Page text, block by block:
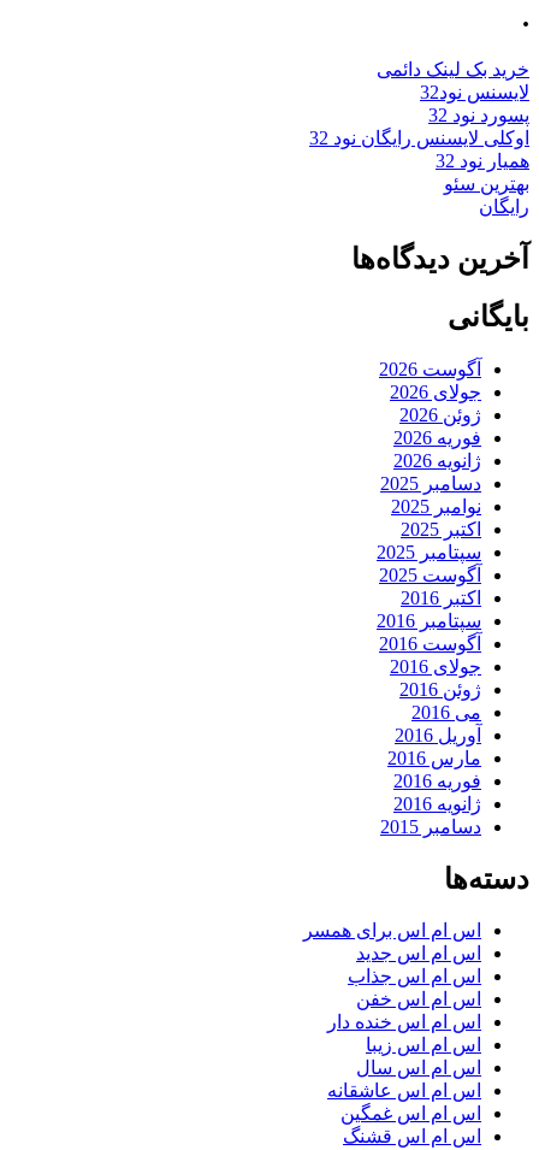
.
خرید بک لینک دائمی
لایسنس نود32
پسورد نود 32
اوکلی لایسنس رایگان نود 32
همیار نود 32
بهترین سئو
رایگان
آخرین دیدگاه‌ها
بایگانی
آگوست 2026
جولای 2026
ژوئن 2026
فوریه 2026
ژانویه 2026
دسامبر 2025
نوامبر 2025
اکتبر 2025
سپتامبر 2025
آگوست 2025
اکتبر 2016
سپتامبر 2016
آگوست 2016
جولای 2016
ژوئن 2016
می 2016
آوریل 2016
مارس 2016
فوریه 2016
ژانویه 2016
دسامبر 2015
دسته‌ها
اس ام اس برای همسر
اس ام اس جدید
اس ام اس جذاب
اس ام اس خفن
اس ام اس خنده دار
اس ام اس زیبا
اس ام اس سال
اس ام اس عاشقانه
اس ام اس غمگین
اس ام اس قشنگ